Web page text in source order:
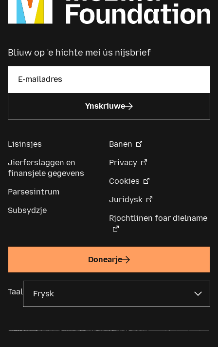
Bliuw op ’e hichte mei ús nijsbrief
Ynskriuwe
Lisinsjes
Jierferslaggen en
finansjele gegevens
Parsesintrum
Subsydzje
Banen
Privacy
Cookies
Juridysk
Rjochtlinen foar dielname
Donearje
Taal